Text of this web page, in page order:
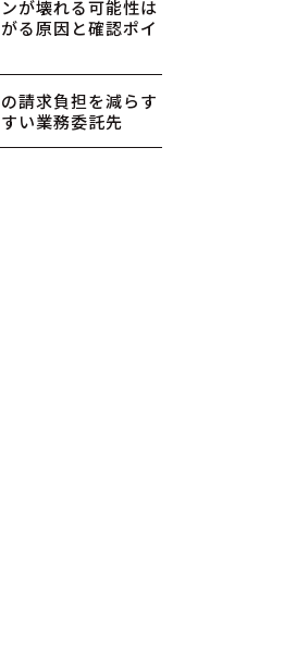
が壊れる可能性は
る原因と確認ポイ
請求負担を減らす
い業務委託先